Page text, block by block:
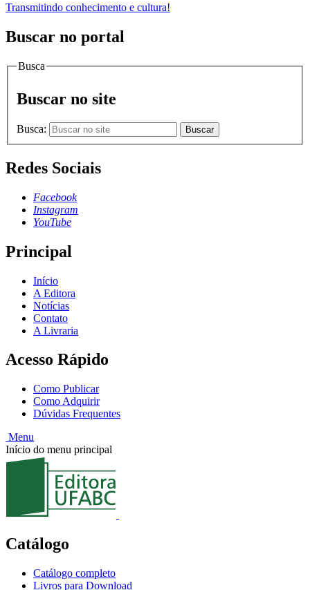
Transmitindo conhecimento e cultura!
Buscar no portal
Busca
Buscar no site
Busca: Buscar
Redes Sociais
Facebook
Instagram
YouTube
Principal
Início
A Editora
Notícias
Contato
A Livraria
Acesso Rápido
Como Publicar
Como Adquirir
Dúvidas Frequentes
Menu
Início do menu principal
Catálogo
Catálogo completo
Livros para Download